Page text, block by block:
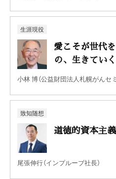
生涯現役
愛こそが世代
の、生きてい
小林 博（公益財団法人札幌がんセ
致知随想
道徳的資本主
尾張伸行（インプルーブ社長）